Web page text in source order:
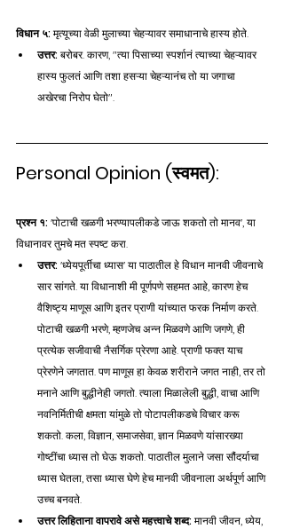
विधान ५: मृत्यूच्या वेळी मुलाच्या चेहऱ्यावर समाधानाचे हास्य होते.
उत्तर: बरोबर. कारण, "त्या पिसाच्या स्पर्शानं त्याच्या चेहऱ्यावर
हास्य फुलतं आणि तशा हसऱ्या चेहऱ्यानंच तो या जगाचा
अखेरचा निरोप घेतो".
Personal Opinion (स्वमत):
प्रश्न १: 'पोटाची खळगी भरण्यापलीकडे जाऊ शकतो तो मानव', या
विधानावर तुमचे मत स्पष्ट करा.
उत्तर: 'ध्येयपूर्तीचा ध्यास' या पाठातील हे विधान मानवी जीवनाचे
सार सांगते. या विधानाशी मी पूर्णपणे सहमत आहे, कारण हेच
वैशिष्ट्य माणूस आणि इतर प्राणी यांच्यात फरक निर्माण करते.
पोटाची खळगी भरणे, म्हणजेच अन्न मिळवणे आणि जगणे, ही
प्रत्येक सजीवाची नैसर्गिक प्रेरणा आहे. प्राणी फक्त याच
प्रेरणेने जगतात. पण माणूस हा केवळ शरीराने जगत नाही, तर तो
मनाने आणि बुद्धीनेही जगतो. त्याला मिळालेली बुद्धी, वाचा आणि
नवनिर्मितीची क्षमता यांमुळे तो पोटापलीकडचे विचार करू
शकतो. कला, विज्ञान, समाजसेवा, ज्ञान मिळवणे यांसारख्या
गोष्टींचा ध्यास तो घेऊ शकतो. पाठातील मुलाने जसा सौंदर्याचा
ध्यास घेतला, तसा ध्यास घेणे हेच मानवी जीवनाला अर्थपूर्ण आणि
उच्च बनवते.
उत्तर लिहिताना वापरावे असे महत्त्वाचे शब्द: मानवी जीवन, ध्येय,